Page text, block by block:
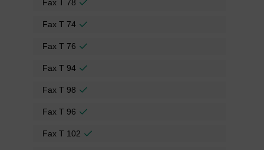
Fax T 78
Fax T 74
Fax T 76
Fax T 94
Fax T 98
Fax T 96
Fax T 102